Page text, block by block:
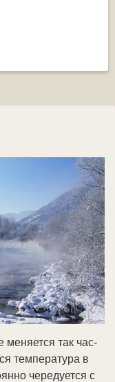
ме­ня­ет­ся так час­
тем­пе­ра­ту­ра в
че­ре­ду­ет­ся с